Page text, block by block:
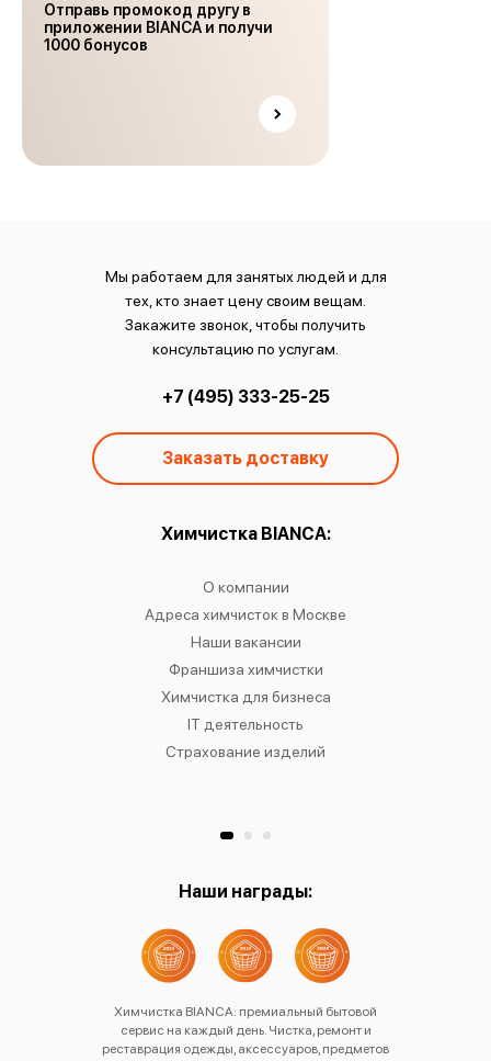
Отправь промокод другу в
приложении BIANCA и получи
1000 бонусов
Мы работаем для занятых людей и для
тех, кто знает цену своим вещам.
Закажите звонок, чтобы получить
консультацию по услугам.
+7 (495) 333-25-25
Заказать доставку
Химчистка BIANCA:
О компании
Адреса химчисток в Москве
Наши вакансии
Франшиза химчистки
Химчистка для бизнеса
IT деятельность
Страхование изделий
Наши награды:
Химчистка BIANCA: премиальный бытовой
сервис на каждый день. Чистка, ремонт и
реставрация одежды, аксессуаров, предметов